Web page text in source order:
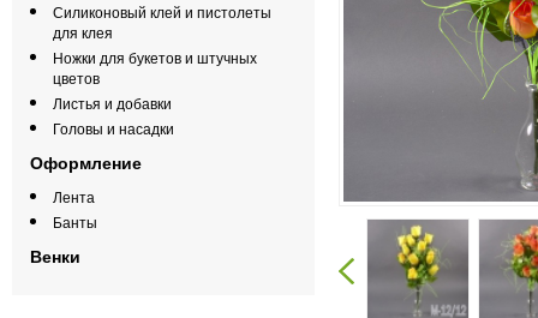
Силиконовый клей и пистолеты
для клея
Ножки для букетов и штучных
цветов
Листья и добавки
Головы и насадки
Оформление
Лента
Банты
Венки